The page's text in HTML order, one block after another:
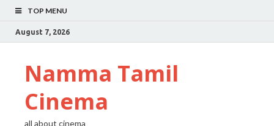
TOP MENU
August 7, 2026
Namma Tamil
Cinema
all about cinema